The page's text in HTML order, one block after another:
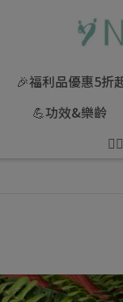
🎉福利品優惠5折
💪功效&樂齡